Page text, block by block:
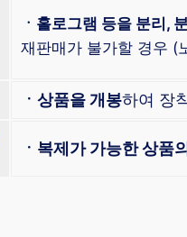
ㆍ홀로그램 등을 분리,
재판매가 불가할 경우 (
ㆍ상품을 개봉하여 장
ㆍ복제가 가능한 상품